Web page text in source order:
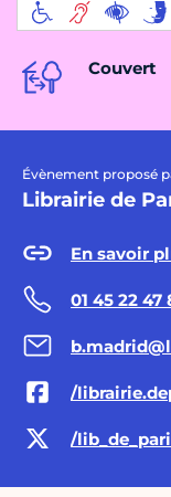
Couvert
Évènement proposé
Librairie de
En savoir
01 45 22 47
/
/